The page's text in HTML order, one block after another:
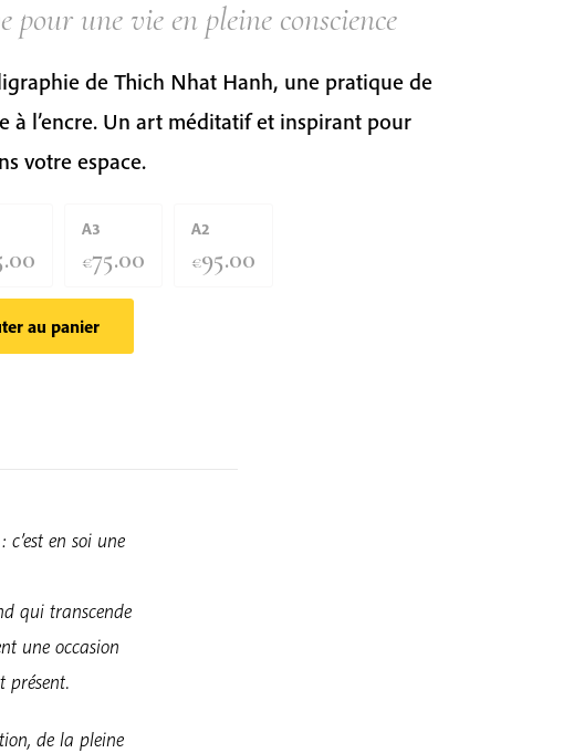
pour une vie en pleine conscience
de Thich Nhat Hanh, une pratique de
à l’encre. Un art méditatif et inspirant pour
votre espace.
A3
€75.00
A2
€95.00
au panier
en soi une
qui transcende
une occasion
présent.
de la pleine